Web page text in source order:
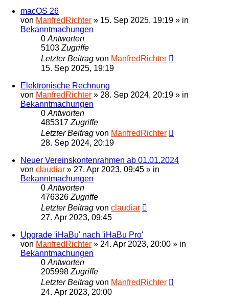
macOS 26
von ManfredRichter » 15. Sep 2025, 19:19 » in
Bekanntmachungen
0 Antworten
5103 Zugriffe
Letzter Beitrag von ManfredRichter
15. Sep 2025, 19:19
Elektronische Rechnung
von ManfredRichter » 28. Sep 2024, 20:19 » in
Bekanntmachungen
0 Antworten
485317 Zugriffe
Letzter Beitrag von ManfredRichter
28. Sep 2024, 20:19
Neuer Vereinskontenrahmen ab 01.01.2024
von claudiar » 27. Apr 2023, 09:45 » in
Bekanntmachungen
0 Antworten
476326 Zugriffe
Letzter Beitrag von claudiar
27. Apr 2023, 09:45
Upgrade 'iHaBu' nach 'iHaBu Pro'
von ManfredRichter » 24. Apr 2023, 20:00 » in
Bekanntmachungen
0 Antworten
205998 Zugriffe
Letzter Beitrag von ManfredRichter
24. Apr 2023, 20:00